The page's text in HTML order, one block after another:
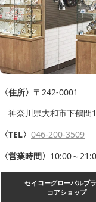
〈住所〉 〒242-0001
神奈川県大和市下鶴間
〈TEL〉 046-200-3509
〈営業時間〉 10:00～
セイコーグローバルブ
コアショップ